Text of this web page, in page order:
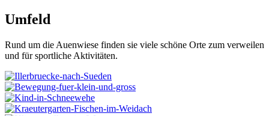
Umfeld
Rund um die Auenwiese finden sie viele schöne Orte zum verweilen
und für sportliche Aktivitäten.